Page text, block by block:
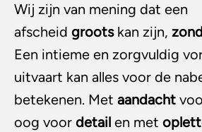
Wij zijn van mening dat een
afscheid groots kan zijn,
Een intieme en zorgvuldig
uitvaart kan alles voor de
betekenen. Met aandacht
oog voor detail en met